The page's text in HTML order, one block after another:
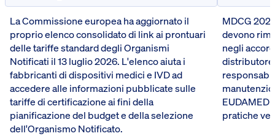
La Commissione europea ha aggiornato il
proprio elenco consolidato di link ai prontuari
delle tariffe standard degli Organismi
Notificati il 13 luglio 2026. L'elenco aiuta i
fabbricanti di dispositivi medici e IVD ad
accedere alle informazioni pubblicate sulle
tariffe di certificazione ai fini della
pianificazione del budget e della selezione
dell'Organismo Notificato.
MDCG
devono
negli
EUDAMED
pratiche